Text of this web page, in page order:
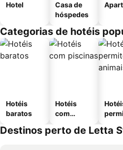
Hotel
Casa de
hóspedes
Categorias de hotéis
Hotéis
baratos
Hotéis
com
Destinos perto de Letta